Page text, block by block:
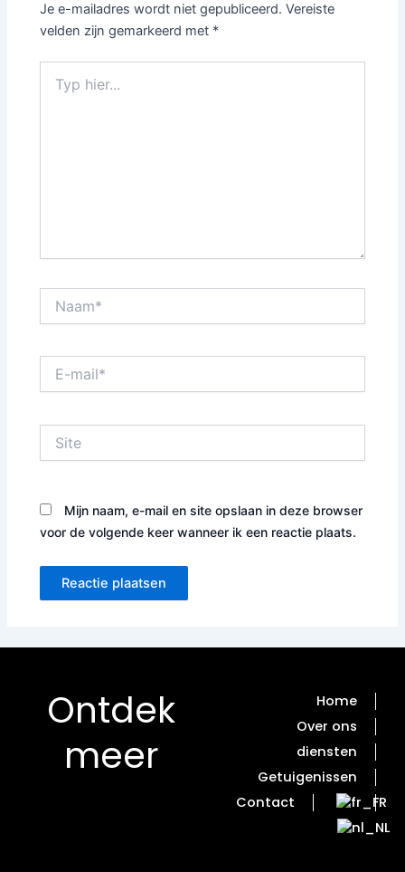
Je e-mailadres wordt niet gepubliceerd. Vereiste
velden zijn gemarkeerd met *
hier...
mail*
Mijn naam, e-mail en site opslaan in deze browser
voor de volgende keer wanneer ik een reactie plaats.
Ontdek
meer
Home
Over ons
diensten
Getuigenissen
Contact